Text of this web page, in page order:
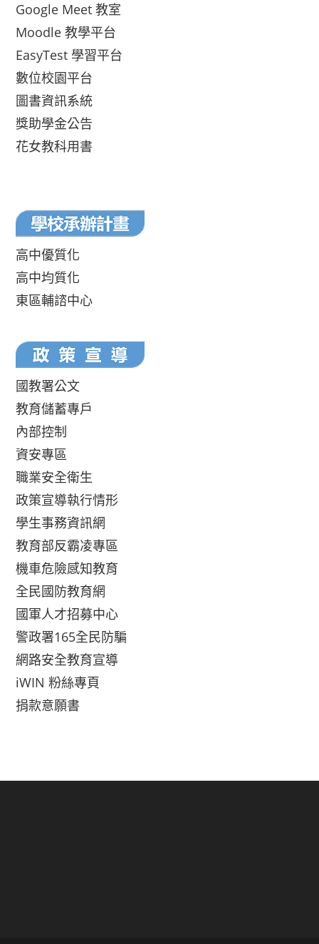
Google Meet 教室
Moodle 教學平台
EasyTest 學習平台
數位校園平台
圖書資訊系統
獎助學金公告
花女教科用書
高中優質化
高中均質化
東區輔諮中心
國教署公文
教育儲蓄專戶
內部控制
資安專區
職業安全衛生
政策宣導執行情形
學生事務資訊網
教育部反霸凌專區
機車危險感知教育
全民國防教育網
國軍人才招募中心
警政署165全民防騙
網路安全教育宣導
iWIN 粉絲專頁
捐款意願書